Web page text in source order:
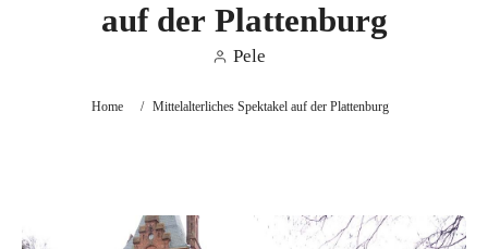
auf der Plattenburg
Pele
Home / Mittelalterliches Spektakel auf der Plattenburg